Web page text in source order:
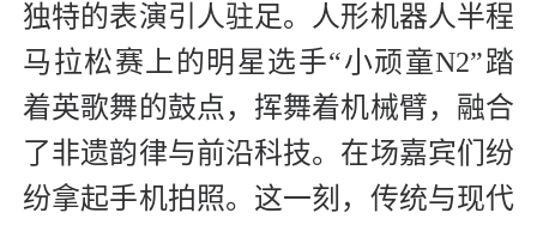
独特的表演引人驻足。人形机器人半程
马拉松赛上的明星选手“小顽童N2”踏
着英歌舞的鼓点，挥舞着机械臂，融合
了非遗韵律与前沿科技。在场嘉宾们纷
纷拿起手机拍照。这一刻，传统与现代